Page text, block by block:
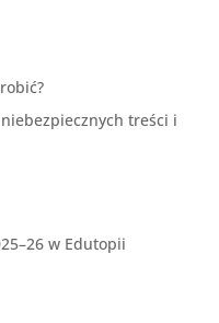
treści i
w Edutopii